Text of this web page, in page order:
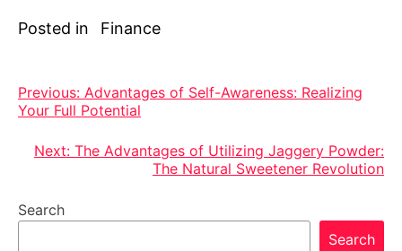
Posted in Finance
Post
navigation
Previous: Advantages of Self-Awareness: Realizing
Your Full Potential
Next: The Advantages of Utilizing Jaggery Powder:
The Natural Sweetener Revolution
Search
Search